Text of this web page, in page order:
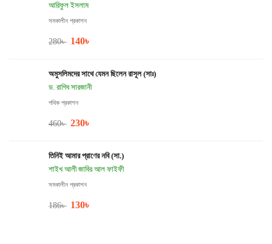
আরিফুল ইসলাম
সমকালীন প্রকাশন
280৳ 140৳
অমুসলিমদের সাথে যেমন ছিলেন রাসূল (সাঃ)
ড. রাগিব সারজানী
পথিক প্রকাশন
460৳ 230৳
তিনিই আমার প্রাণের নবি (সা.)
শাইখ আলী জাবির আল ফাইফী
সমকালীন প্রকাশন
186৳ 130৳